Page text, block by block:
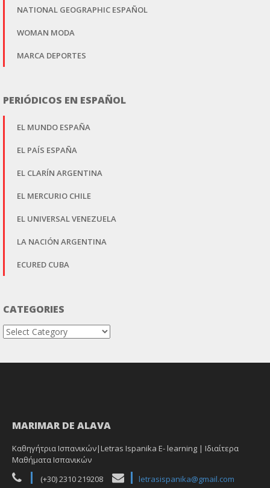
NATIONAL GEOGRAPHIC ESPAÑOL
WOMAN MODA
MARCA DEPORTES
PERIÓDICOS EN ESPAÑOL
EL MUNDO ESPAÑA
EL PAÍS ESPAÑA
EL CLARÍN ARGENTINA
EL MERCURIO CHILE
EL UNIVERSAL VENEZUELA
LA NACIÓN ARGENTINA
ECURED CUBA
CATEGORIES
Categories
MARIMAR DE ALAVA
Καθηγήτρια Ισπανικών|Letras Ispanika E- learning | Ιδιαίτερα
Μαθήματα Ισπανικών
(+30) 2310 219208
letrasispanika@gmail.com